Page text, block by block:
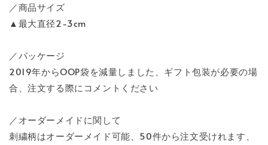
／商品サイズ
▲最大直径2-3cm
／パッケージ
2019年からOOP袋を減量しました、ギフト包装が必要の場
合、注文する際にコメントください
／オーダーメイドに関して
刺繍柄はオーダーメイド可能、50件から注文受けれます、